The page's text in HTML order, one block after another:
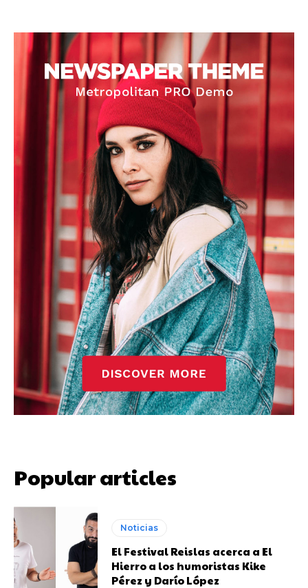
Popular articles
Noticias
El Festival Reislas acerca a El
Hierro a los humoristas Kike
Pérez y Darío López